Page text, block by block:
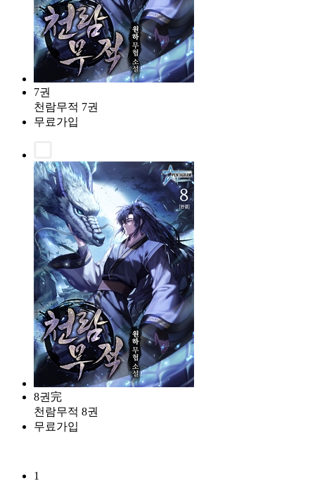
7권
천람무적 7권
무료가입
8권完
천람무적 8권
무료가입
1